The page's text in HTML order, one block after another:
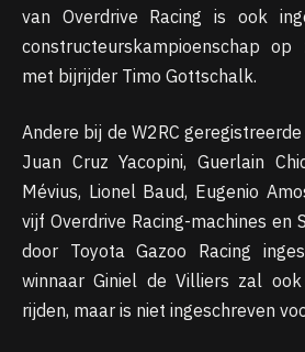
van Overdrive Racing is ook
constructeurskampioenschap op
met bijrijder Timo Gottschalk.
Andere bij de W2RC
Juan Cruz Yacopini, Guerlain
Mévius, Lionel Baud, Eugenio
vijf Overdrive Racing-machines en
door Toyota Gazoo Racing
winnaar Giniel de Villiers zal
rijden, maar is niet ingeschreven